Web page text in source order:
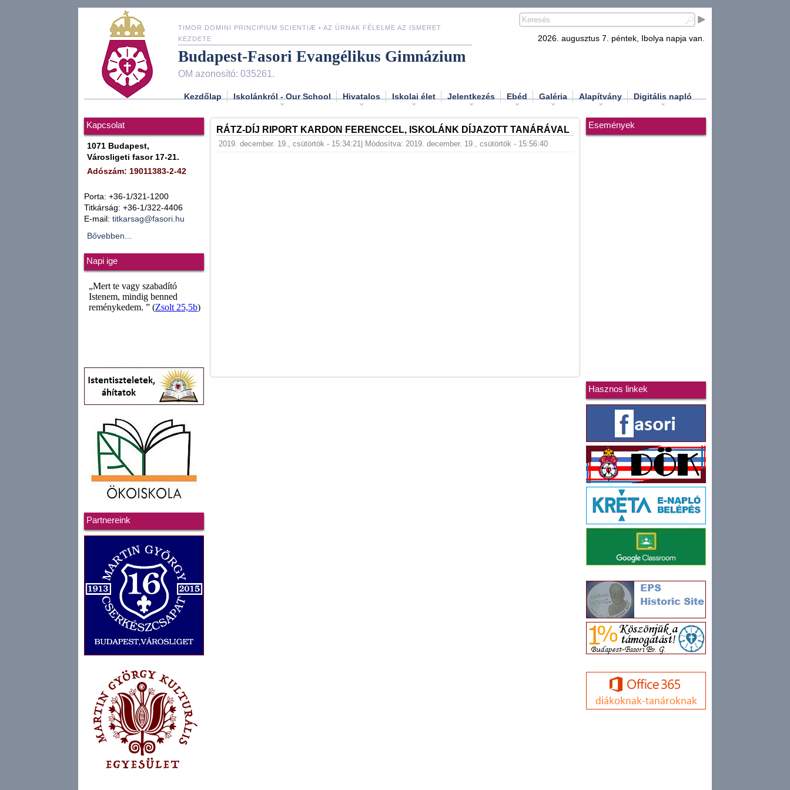
TIMOR DOMINI PRINCIPIUM SCIENTIÆ • AZ ÚRNAK FÉLELME AZ ISMERET
KEZDETE
Budapest-Fasori Evangélikus Gimnázium
OM azonosító: 035261.
2026. augusztus 7. péntek, Ibolya napja van.
Kezdőlap Iskolánkról - Our School Hivatalos Iskolai élet Jelentkezés Ebéd Galéria Alapítvány Digitális napló
Kapcsolat
1071 Budapest,
Városligeti fasor 17-21.
Adószám: 19011383-2-42
Porta: +36-1/321-1200
Titkárság: +36-1/322-4406
E-mail: titkarsag@fasori.hu
Bővebben...
Napi ige
Partnereink
RÁTZ-DÍJ RIPORT KARDON FERENCCEL, ISKOLÁNK DÍJAZOTT TANÁRÁVAL
2019. december. 19., csütörtök - 15:34:21 | Módosítva: 2019. december. 19., csütörtök - 15:56:40
Események
Hasznos linkek